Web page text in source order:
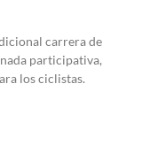
carrera de
participativa,
los ciclistas.